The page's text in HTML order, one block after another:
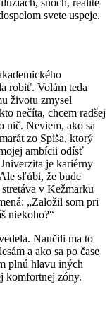
svete uspeje.
robiť. Volám teda
životu zmysel
nečíta, chcem radšej
nič. Neviem, ako sa
zo Spiša, ktorý
ambícii odísť
je kariérny
sľúbi, že bude
v Kežmarku
„Založil som pri
niekoho?“
Naučili ma to
a ako sa po čase
plnú hlavu iných
komfortnej zóny.